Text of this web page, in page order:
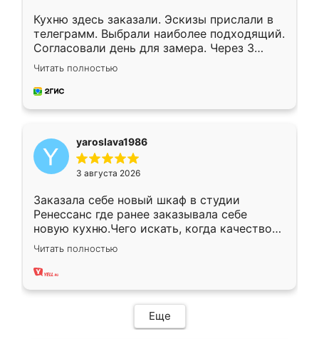
Кухню здесь заказали. Эскизы прислали в
телеграмм. Выбрали наиболее подходящий.
Согласовали день для замера. Через 3
недели кухня была уже готова. Остались
довольны работой. Спасибо Ренессанс
мебель за качественную работу!
Читать полностью
yaroslava1986
3 августа 2026
Заказала себе новый шкаф в студии
Ренессанс где ранее заказывала себе
новую кухню.Чего искать, когда качеством
вполне довольна. Служит кухня уже почти
два года, нареканий нет.
Читать полностью
Еще